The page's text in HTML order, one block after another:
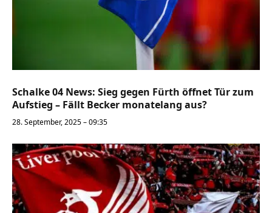
Schalke 04 News: Sieg gegen Fürth öffnet Tür zum
Aufstieg – Fällt Becker monatelang aus?
28. September, 2025 – 09:35